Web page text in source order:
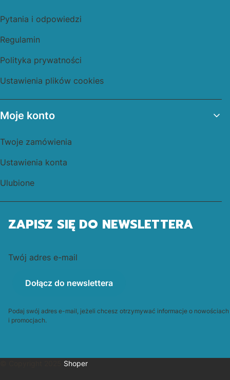
Pytania i odpowiedzi
Regulamin
Polityka prywatności
Ustawienia plików cookies
Moje konto
Twoje zamówienia
Ustawienia konta
Ulubione
ZAPISZ SIĘ DO NEWSLETTERA
Twój adres e-mail
Dołącz do newslettera
Podaj swój adres e-mail, jeżeli chcesz otrzymywać informacje o nowościach
i promocjach.
Shoper